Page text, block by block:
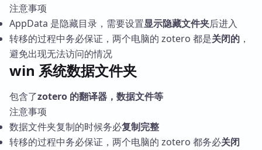
注意事项
AppData 是隐藏目录，需要设置显示隐藏文件夹后进入
转移的过程中务必保证，两个电脑的 zotero 都是关闭的 ，
避免出现无法访问的情况
win 系统数据文件夹
包含了zotero 的翻译器，数据文件等
注意事项
数据文件夹复制的时候务必复制完整
转移的过程中务必保证，两个电脑的 zotero 都务必关闭